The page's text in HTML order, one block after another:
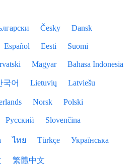
Česky Dansk
Español Eesti Suomi
Magyar Bahasa Indonesia
국어 Lietuvių Latviešu
Norsk Polski
Русский Slovenčina
ไทย Türkçe Українська
繁體中文